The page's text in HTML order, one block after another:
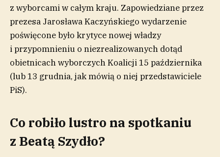
z wyborcami w całym kraju. Zapowiedziane przez
prezesa Jarosława Kaczyńskiego wydarzenie
poświęcone było krytyce nowej władzy
i przypomnieniu o niezrealizowanych dotąd
obietnicach wyborczych Koalicji 15 października
(lub 13 grudnia, jak mówią o niej przedstawiciele
PiS).
Co robiło lustro na spotkaniu
z Beatą Szydło?